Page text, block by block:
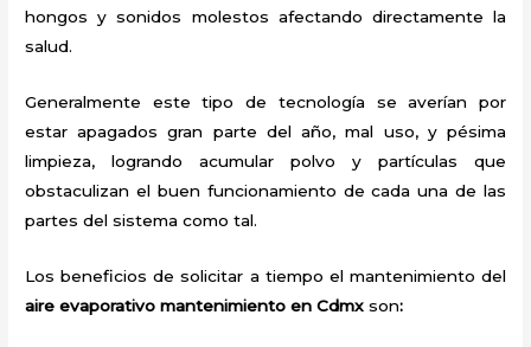
hongos y sonidos molestos afectando directamente la
salud.
Generalmente este tipo de tecnología se averían por
estar apagados gran parte del año, mal uso, y pésima
limpieza, logrando acumular polvo y partículas que
obstaculizan el buen funcionamiento de cada una de las
partes del sistema como tal.
Los beneficios de solicitar a tiempo el mantenimiento del
aire evaporativo mantenimiento en Cdmxson: